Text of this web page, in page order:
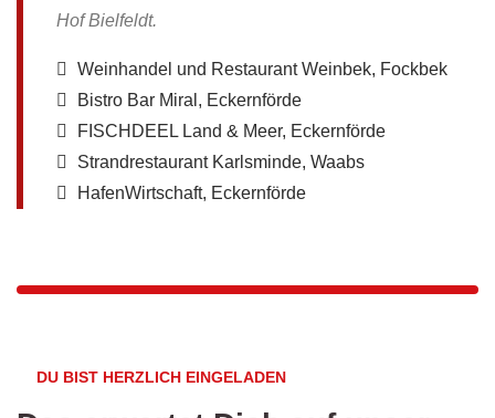
Hof Bielfeldt.
Weinhandel und Restaurant Weinbek, Fockbek
Bistro Bar Miral, Eckernförde
FISCHDEEL Land & Meer, Eckernförde
Strandrestaurant Karlsminde, Waabs
HafenWirtschaft, Eckernförde
DU BIST HERZLICH EINGELADEN